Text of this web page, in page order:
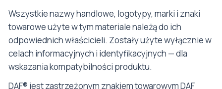
Wszystkie nazwy handlowe, logotypy, marki i znaki
towarowe użyte w tym materiale należą do ich
odpowiednich właścicieli. Zostały użyte wyłącznie w
celach informacyjnych i identyfikacyjnych — dla
wskazania kompatybilności produktu.
DAF® jest zastrzeżonym znakiem towarowym DAF